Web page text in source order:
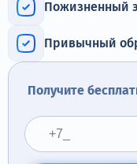
Томилино, ул. Гаршина,
Пожизненный
Привычный
Получите